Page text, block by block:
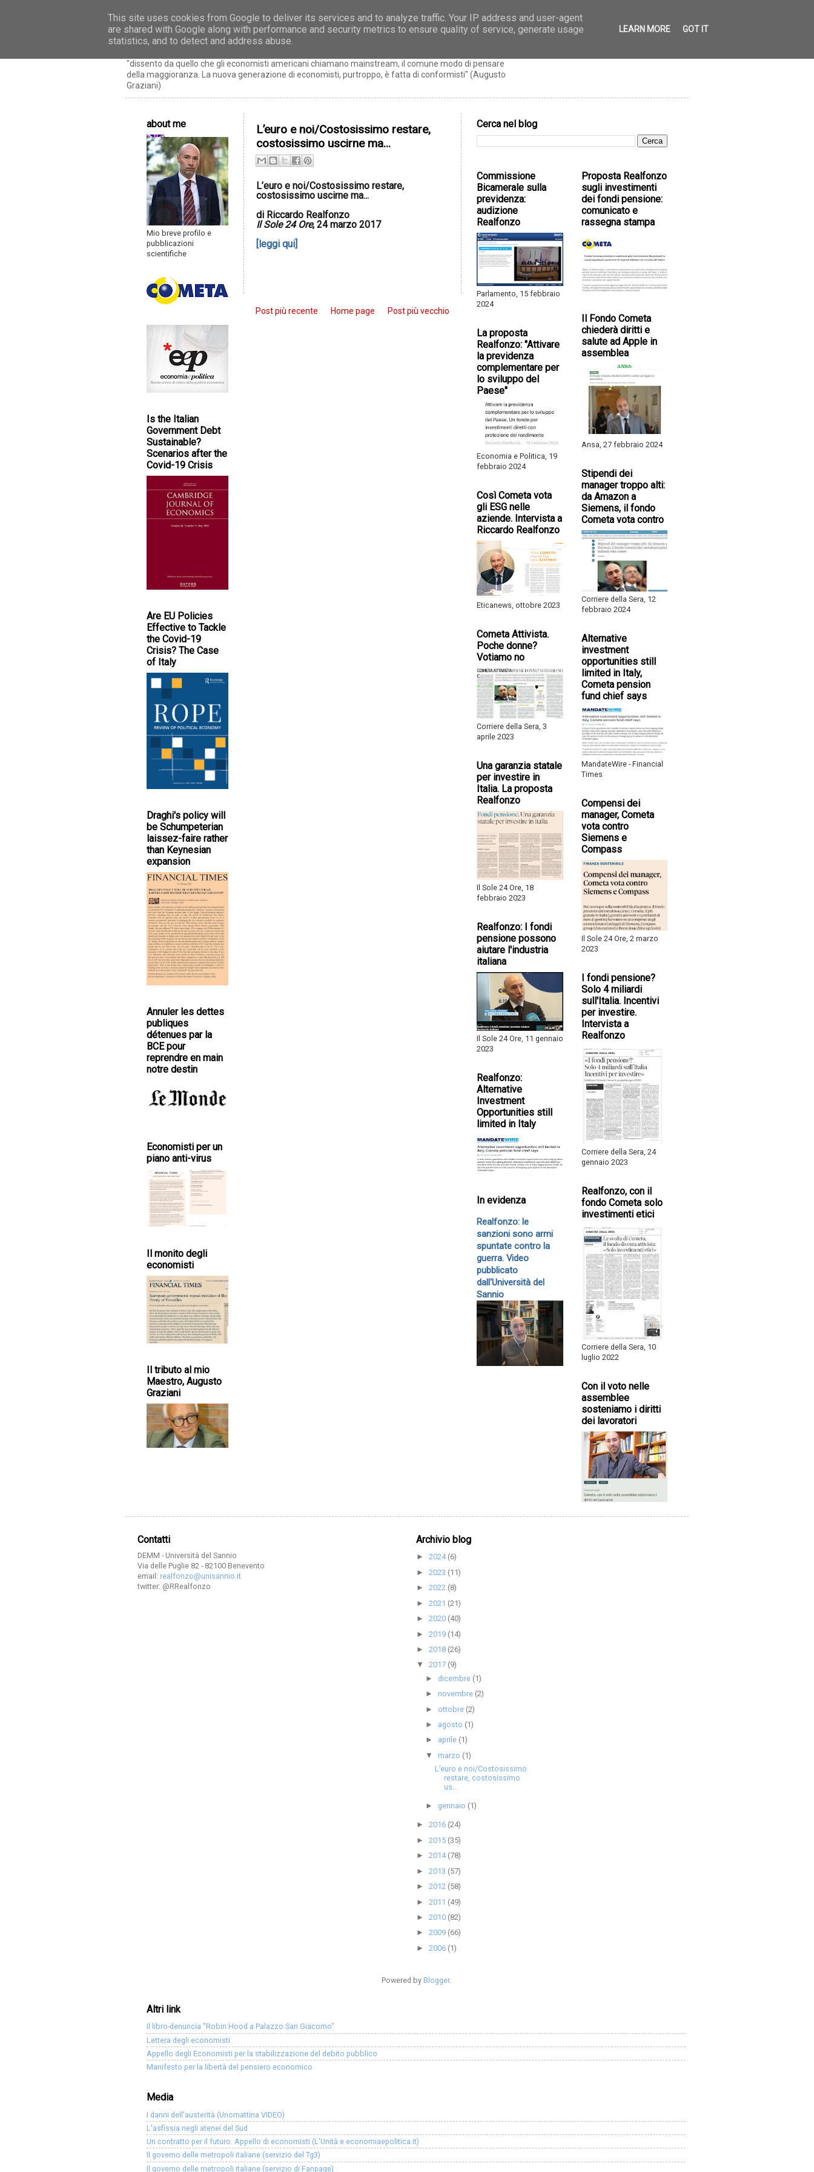
Riccardo Realfonzo
"dissento da quello che gli economisti americani chiamano mainstream, il comune modo di pensare
della maggioranza. La nuova generazione di economisti, purtroppo, è fatta di conformisti" (Augusto
Graziani)
L’euro e noi/Costosissimo restare,
costosissimo uscirne ma...
L’euro e noi/Costosissimo restare,
costosissimo uscirne ma...
di Riccardo Realfonzo
Il Sole 24 Ore, 24 marzo 2017
[leggi qui]
Post più recente Post più vecchio
Home page
about me
Mio breve profilo e
pubblicazioni
scientifiche
Is the Italian
Government Debt
Sustainable?
Scenarios after the
Covid-19 Crisis
Are EU Policies
Effective to Tackle
the Covid-19
Crisis? The Case
of Italy
Draghi's policy will
be Schumpeterian
laissez-faire rather
than Keynesian
expansion
Annuler les dettes
publiques
détenues par la
BCE pour
reprendre en main
notre destin
Economisti per un
piano anti-virus
Il monito degli
economisti
Il tributo al mio
Maestro, Augusto
Graziani
Cerca nel blog
Commissione
Bicamerale sulla
previdenza:
audizione
Realfonzo
Parlamento, 15 febbraio
2024
La proposta
Realfonzo: "Attivare
la previdenza
complementare per
lo sviluppo del
Paese"
Economia e Politica, 19
febbraio 2024
Così Cometa vota
gli ESG nelle
aziende. Intervista a
Riccardo Realfonzo
Eticanews, ottobre 2023
Cometa Attivista.
Poche donne?
Votiamo no
Corriere della Sera, 3
aprile 2023
Una garanzia statale
per investire in
Italia. La proposta
Realfonzo
Il Sole 24 Ore, 18
febbraio 2023
Realfonzo: I fondi
pensione possono
aiutare l'industria
italiana
Il Sole 24 Ore, 11 gennaio
2023
Realfonzo:
Alternative
Investment
Opportunities still
limited in Italy
In evidenza
Realfonzo: le
sanzioni sono armi
spuntate contro la
guerra. Video
pubblicato
dall'Università del
Sannio
Proposta Realfonzo
sugli investimenti
dei fondi pensione:
comunicato e
rassegna stampa
Il Fondo Cometa
chiederà diritti e
salute ad Apple in
assemblea
Ansa, 27 febbraio 2024
Stipendi dei
manager troppo alti:
da Amazon a
Siemens, il fondo
Cometa vota contro
Corriere della Sera, 12
febbraio 2024
Alternative
investment
opportunities still
limited in Italy,
Cometa pension
fund chief says
MandateWire - Financial
Times
Compensi dei
manager, Cometa
vota contro
Siemens e
Compass
Il Sole 24 Ore, 2 marzo
2023
I fondi pensione?
Solo 4 miliardi
sull'Italia. Incentivi
per investire.
Intervista a
Realfonzo
Corriere della Sera, 24
gennaio 2023
Realfonzo, con il
fondo Cometa solo
investimenti etici
Corriere della Sera, 10
luglio 2022
Con il voto nelle
assemblee
sosteniamo i diritti
dei lavoratori
Contatti
DEMM - Università del Sannio
Via delle Puglie 82 - 82100 Benevento
email: realfonzo@unisannio.it
twitter: @RRealfonzo
Archivio blog
► 2024 (6)
► 2023 (11)
► 2022 (8)
► 2021 (21)
► 2020 (40)
► 2019 (14)
► 2018 (26)
▼ 2017 (9)
► dicembre (1)
► novembre (2)
► ottobre (2)
► agosto (1)
► aprile (1)
▼ marzo (1)
L’euro e noi/Costosissimo
restare, costosissimo
us...
► gennaio (1)
► 2016 (24)
► 2015 (35)
► 2014 (78)
► 2013 (57)
► 2012 (58)
► 2011 (49)
► 2010 (82)
► 2009 (66)
► 2006 (1)
Powered by Blogger.
Altri link
Il libro-denuncia "Robin Hood a Palazzo San Giacomo"
Lettera degli economisti
Appello degli Economisti per la stabilizzazione del debito pubblico
Manifesto per la libertà del pensiero economico
Media
I danni dell'austerità (Unomattina VIDEO)
L'asfissia negli atenei del Sud
Un contratto per il futuro. Appello di economisti (L'Unità e economiaepolitica.it)
Il governo delle metropoli italiane (servizio del Tg3)
Il governo delle metropoli italiane (servizio di Fanpage)
This site uses cookies from Google to deliver its services and to analyze traffic. Your IP address and user-agent
are shared with Google along with performance and security metrics to ensure quality of service, generate usage
statistics, and to detect and address abuse.
LEARN MORE GOT IT